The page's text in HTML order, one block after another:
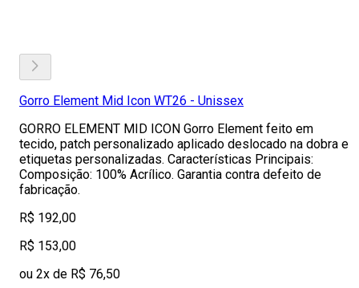
Gorro Element Mid Icon WT26 - Unissex
GORRO ELEMENT MID ICON Gorro Element feito em
tecido, patch personalizado aplicado deslocado na dobra e
etiquetas personalizadas. Características Principais:
Composição: 100% Acrílico. Garantia contra defeito de
fabricação.
R$ 192,00
R$ 153,00
ou 2x de R$ 76,50